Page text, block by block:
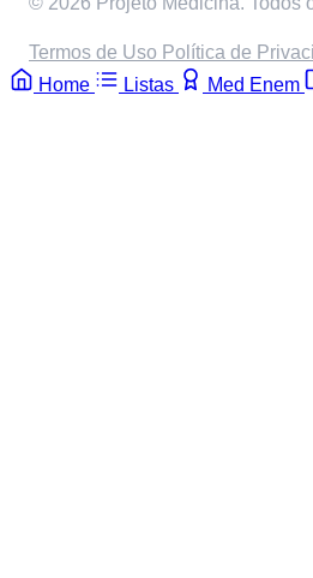
Termos de Uso Política de
Home
Listas Med Enem